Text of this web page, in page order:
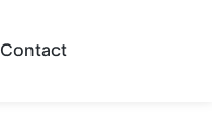
Contact